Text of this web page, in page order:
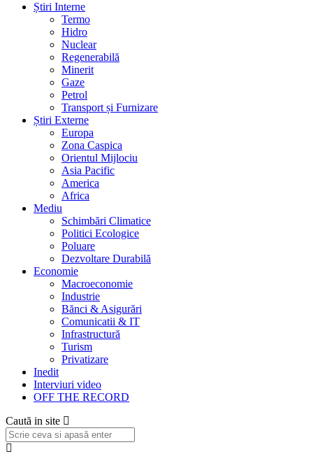
Știri Interne
Termo
Hidro
Nuclear
Regenerabilă
Minerit
Gaze
Petrol
Transport și Furnizare
Știri Externe
Europa
Zona Caspica
Orientul Mijlociu
Asia Pacific
America
Africa
Mediu
Schimbări Climatice
Politici Ecologice
Poluare
Dezvoltare Durabilă
Economie
Macroeconomie
Industrie
Bănci & Asigurări
Comunicatii & IT
Infrastructură
Turism
Privatizare
Inedit
Interviuri video
OFF THE RECORD
Caută in site